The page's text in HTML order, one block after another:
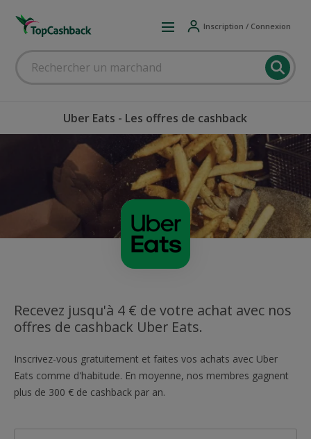
Inscription / Connexion
Uber Eats - Les offres de cashback
Recevez jusqu'à 4 € de votre achat avec nos
offres de cashback Uber Eats.
Inscrivez-vous gratuitement et faites vos achats avec Uber
Eats comme d'habitude. En moyenne, nos membres gagnent
plus de 300 € de cashback par an.